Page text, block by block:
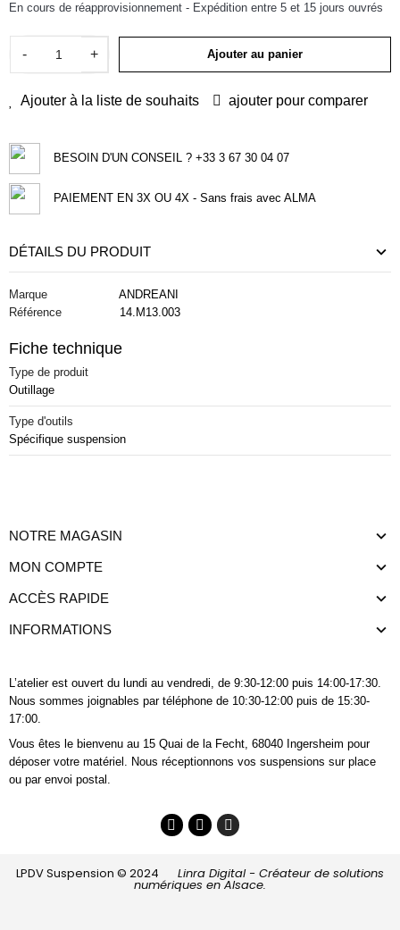
En cours de réapprovisionnement - Expédition entre 5 et 15 jours ouvrés
- + Ajouter au panier
Ajouter à la liste de souhaits ajouter pour comparer
BESOIN D'UN CONSEIL ? +33 3 67 30 04 07
PAIEMENT EN 3X OU 4X - Sans frais avec ALMA
DÉTAILS DU PRODUIT
Marque
ANDREANI
Référence
14.M13.003
Fiche technique
Type de produit
Outillage
Type d'outils
Spécifique suspension
NOTRE MAGASIN
MON COMPTE
ACCÈS RAPIDE
INFORMATIONS
L’atelier est ouvert du lundi au vendredi, de 9:30-12:00 puis 14:00-17:30.
Nous sommes joignables par téléphone de 10:30-12:00 puis de 15:30-
17:00.
Vous êtes le bienvenu au 15 Quai de la Fecht, 68040 Ingersheim pour
déposer votre matériel. Nous réceptionnons vos suspensions sur place
ou par envoi postal.
LPDV Suspension © 2024 Linra Digital - Créateur de solutions
numériques en Alsace.